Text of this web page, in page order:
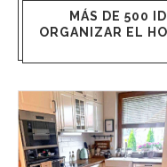
MÁS DE 500
ORGANIZAR EL